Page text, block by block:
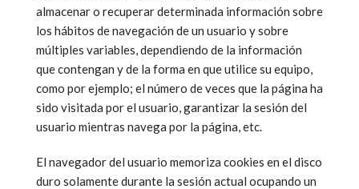
almacenar o recuperar determinada información sobre
los hábitos de navegación de un usuario y sobre
múltiples variables, dependiendo de la información
que contengan y de la forma en que utilice su equipo,
como por ejemplo; el número de veces que la página ha
sido visitada por el usuario, garantizar la sesión del
usuario mientras navega por la página, etc.
El navegador del usuario memoriza cookies en el disco
duro solamente durante la sesión actual ocupando un